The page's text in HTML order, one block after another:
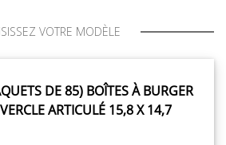
VOTRE MODÈLE
DE 85) BOÎTES À BURGER
ARTICULÉ 15,8 X 14,7